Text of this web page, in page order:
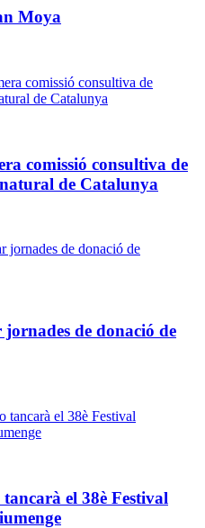
Moya
comissió consultiva de
de Catalunya
de donació de
el 38è Festival